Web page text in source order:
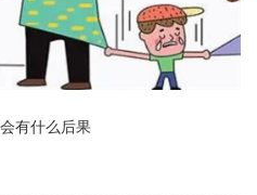
有什么后果